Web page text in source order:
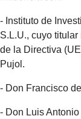
- Instituto de
S.L.U., cuyo
de la Directiva
Pujol.
- Don Francisco
- Don Luis